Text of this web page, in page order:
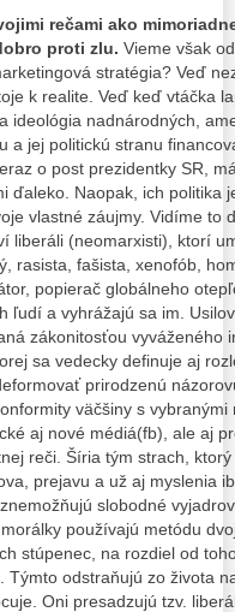
rečami ako
proti zlu. Vieme však
stratégia? Veď
k realite. Veď keď vtáčka
ideológia nadnárodných,
a jej politickú stranu
o post prezidentky SR,
ďaleko. Naopak, ich politika
vlastné záujmy. Vidíme to
liberáli (neomarxisti), ktorí
rasista, fašista, xenofób,
popierač globálneho
ľudí a vyhrážajú sa im.
zákonitosťou vyváženého
sa vedecky definuje aj
prirodzenú
väčšiny s
aj nové médiá(fb), ale aj
reči. Šíria tým strach,
prejavu a už aj myslenia
slobodné
používajú metódu
stúpenec, na rozdiel od
Týmto odstraňujú zo života
Oni presadzujú tzv.